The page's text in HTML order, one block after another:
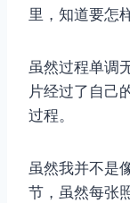
里，知道要怎
虽然过程单调
片经过了自己
过程。
虽然我并不是
节，虽然每张